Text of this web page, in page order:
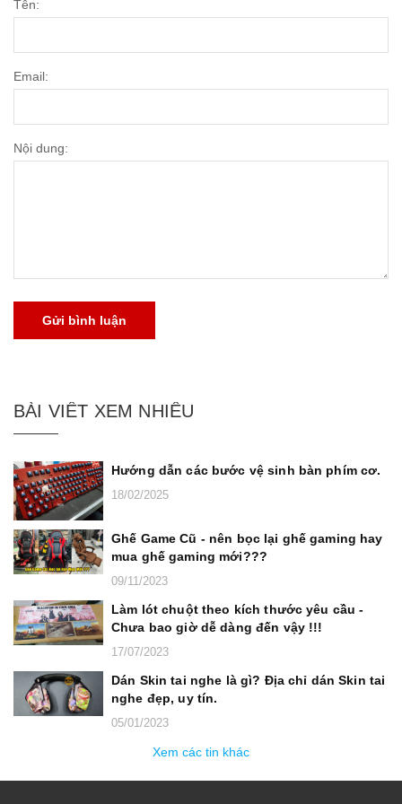
Tên:
Email:
Nội dung:
Gửi bình luận
BÀI VIẾT XEM NHIỀU
Hướng dẫn các bước vệ sinh bàn phím cơ.
18/02/2025
Ghế Game Cũ - nên bọc lại ghế gaming hay
mua ghế gaming mới???
09/11/2023
Làm lót chuột theo kích thước yêu cầu -
Chưa bao giờ dễ dàng đến vậy !!!
17/07/2023
Dán Skin tai nghe là gì? Địa chỉ dán Skin tai
nghe đẹp, uy tín.
05/01/2023
Xem các tin khác